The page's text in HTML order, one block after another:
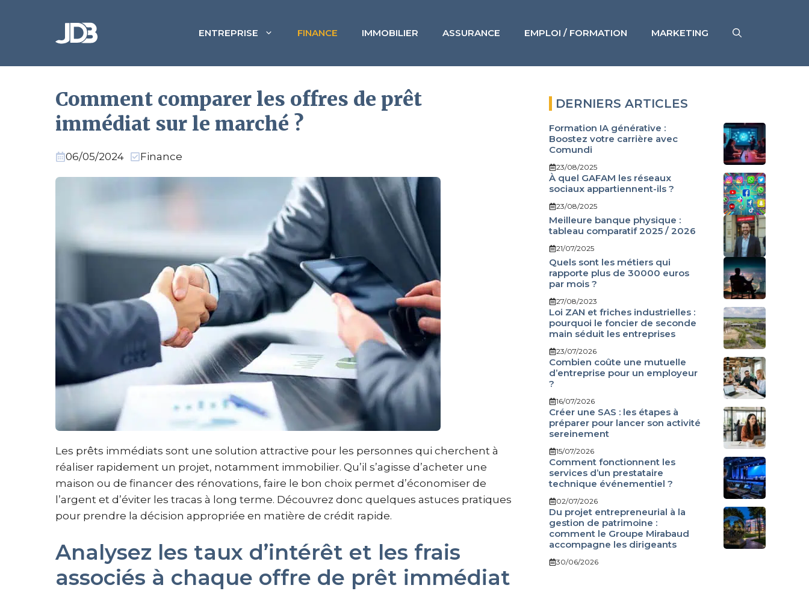
ENTREPRISE FINANCE IMMOBILIER ASSURANCE EMPLOI / FORMATION MARKETING
Comment comparer les offres de prêt
immédiat sur le marché ?
06/05/2024 Finance
Les prêts immédiats sont une solution attractive pour les personnes qui cherchent à
réaliser rapidement un projet, notamment immobilier. Qu’il s’agisse d’acheter une
maison ou de financer des rénovations, faire le bon choix permet d’économiser de
l’argent et d’éviter les tracas à long terme. Découvrez donc quelques astuces pratiques
pour prendre la décision appropriée en matière de crédit rapide.
Analysez les taux d’intérêt et les frais
associés à chaque offre de prêt immédiat
DERNIERS ARTICLES
Formation IA générative :
Boostez votre carrière avec
Comundi
23/08/2025
À quel GAFAM les réseaux
sociaux appartiennent-ils ?
23/08/2025
Meilleure banque physique :
tableau comparatif 2025 / 2026
21/07/2025
Quels sont les métiers qui
rapporte plus de 30000 euros
par mois ?
27/08/2023
Loi ZAN et friches industrielles :
pourquoi le foncier de seconde
main séduit les entreprises
23/07/2026
Combien coûte une mutuelle
d’entreprise pour un employeur
?
16/07/2026
Créer une SAS : les étapes à
préparer pour lancer son activité
sereinement
15/07/2026
Comment fonctionnent les
services d’un prestataire
technique événementiel ?
02/07/2026
Du projet entrepreneurial à la
gestion de patrimoine :
comment le Groupe Mirabaud
accompagne les dirigeants
30/06/2026